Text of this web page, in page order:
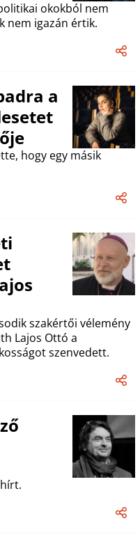
okokból nem
nem igazán értik.
a
hogy egy másik
szakértői vélemény
Lajos Ottó a
szenvedett.